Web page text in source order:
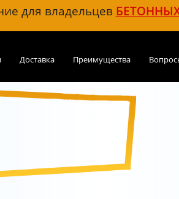
для владельцев
Доставка Преимущества